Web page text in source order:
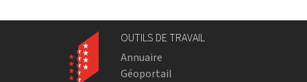
OUTILS DE TRAVAIL
Annuaire
Géoportail